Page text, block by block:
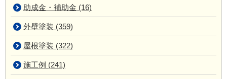
助成金・補助金 (16)
外壁塗装 (359)
屋根塗装 (322)
施工例 (241)